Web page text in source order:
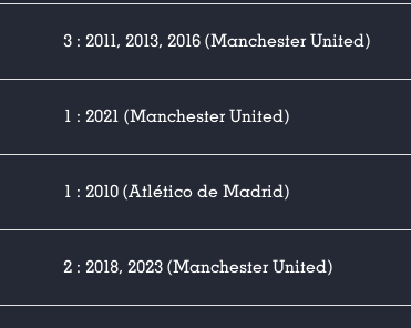
3 : 2011, 2013, 2016 (Manchester United)
1 : 2021 (Manchester United)
1 : 2010 (Atlético de Madrid)
2 : 2018, 2023 (Manchester United)